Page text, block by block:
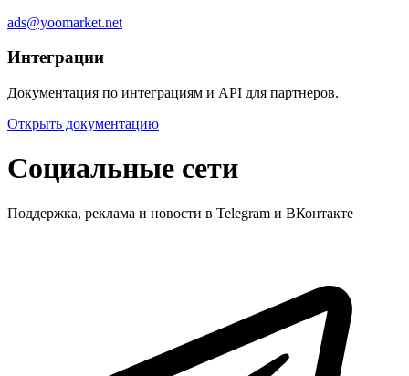
ads@yoomarket.net
Интеграции
Документация по интеграциям и API для партнеров.
Открыть документацию
Социальные сети
Поддержка, реклама и новости в Telegram и ВКонтакте